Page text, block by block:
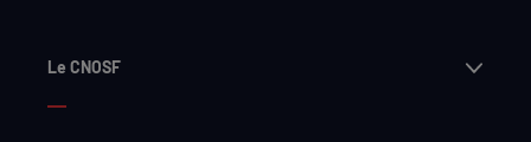
Le CNOSF